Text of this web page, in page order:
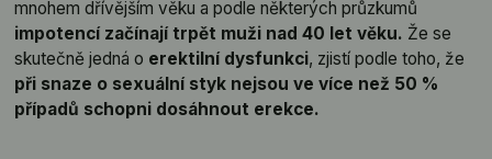
mnohem dřívějším věku a podle některých průzkumů
impotencí začínají trpět muži nad 40 let věku. Že se
skutečně jedná o erektilní dysfunkci, zjistí podle toho, že
při snaze o sexuální styk nejsou ve více než 50 %
případů schopni dosáhnout erekce.